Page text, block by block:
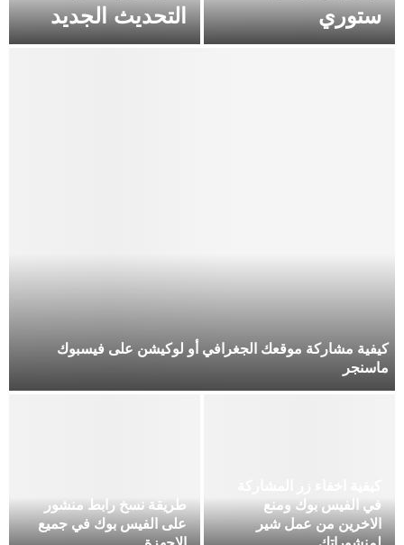
التحديث الجديد
ستوري
كيفية مشاركة موقعك الجغرافي أو لوكيشن على فيسبوك
ماسنجر
طريقة نسخ رابط منشور
على الفيس بوك في جميع
في الفيس بوك ومنع
الاخرين من عمل شير